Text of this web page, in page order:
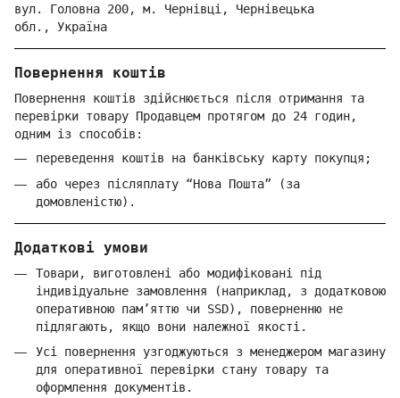
вул. Головна 200, м. Чернівці, Чернівецька
обл., Україна
Повернення коштів
Повернення коштів здійснюється після отримання та
перевірки товару Продавцем протягом до 24 годин,
одним із способів:
переведення коштів на банківську карту покупця;
або через післяплату “Нова Пошта” (за
домовленістю).
Додаткові умови
Товари, виготовлені або модифіковані під
індивідуальне замовлення (наприклад, з додатковою
оперативною пам’яттю чи SSD), поверненню не
підлягають, якщо вони належної якості.
Усі повернення узгоджуються з менеджером магазину
для оперативної перевірки стану товару та
оформлення документів.